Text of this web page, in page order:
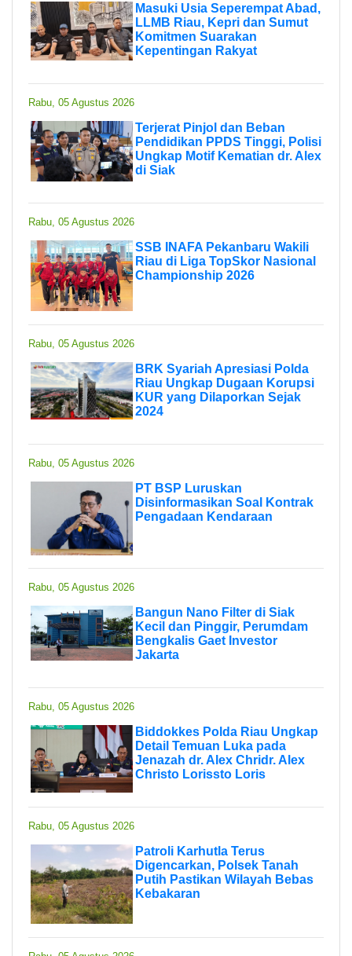
Masuki Usia Seperempat Abad,
LLMB Riau, Kepri dan Sumut
Komitmen Suarakan
Kepentingan Rakyat
Rabu, 05 Agustus 2026
Terjerat Pinjol dan Beban
Pendidikan PPDS Tinggi, Polisi
Ungkap Motif Kematian dr. Alex
di Siak
Rabu, 05 Agustus 2026
SSB INAFA Pekanbaru Wakili
Riau di Liga TopSkor Nasional
Championship 2026
Rabu, 05 Agustus 2026
BRK Syariah Apresiasi Polda
Riau Ungkap Dugaan Korupsi
KUR yang Dilaporkan Sejak
2024
Rabu, 05 Agustus 2026
PT BSP Luruskan
Disinformasikan Soal Kontrak
Pengadaan Kendaraan
Rabu, 05 Agustus 2026
Bangun Nano Filter di Siak
Kecil dan Pinggir, Perumdam
Bengkalis Gaet Investor
Jakarta
Rabu, 05 Agustus 2026
Biddokkes Polda Riau Ungkap
Detail Temuan Luka pada
Jenazah dr. Alex Chridr. Alex
Christo Lorissto Loris
Rabu, 05 Agustus 2026
Patroli Karhutla Terus
Digencarkan, Polsek Tanah
Putih Pastikan Wilayah Bebas
Kebakaran